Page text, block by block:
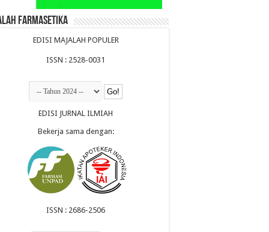
Farmasetika
EDISI MAJALAH POPULER
ISSN : 2528-0031
EDISI JURNAL ILMIAH
Bekerja sama dengan:
ISSN : 2686-2506